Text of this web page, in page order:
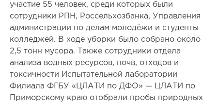
участие 55 человек, среди которых были
сотрудники РПН, Россельхозбанка, Управления
администрации по делам молодёжи и студенты
колледжей. В ходе уборки было собрано около
2,5 тонн мусора. Также сотрудники отдела
анализа водных ресурсов, почв, отходов и
токсичности Испытательной лаборатории
Филиала ФГБУ «ЦЛАТИ по ДФО» — ЦЛАТИ по
Приморскому краю отобрали пробы природных